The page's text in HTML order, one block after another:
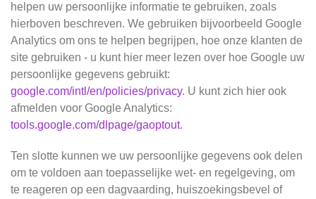
helpen uw persoonlijke informatie te gebruiken, zoals
hierboven beschreven. We gebruiken bijvoorbeeld Google
Analytics om ons te helpen begrijpen, hoe onze klanten de
site gebruiken - u kunt hier meer lezen over hoe Google uw
persoonlijke gegevens gebruikt:
google.com/intl/en/policies/privacy. U kunt zich hier ook
afmelden voor Google Analytics:
tools.google.com/dlpage/gaoptout.
Ten slotte kunnen we uw persoonlijke gegevens ook delen
om te voldoen aan toepasselijke wet- en regelgeving, om
te reageren op een dagvaarding, huiszoekingsbevel of